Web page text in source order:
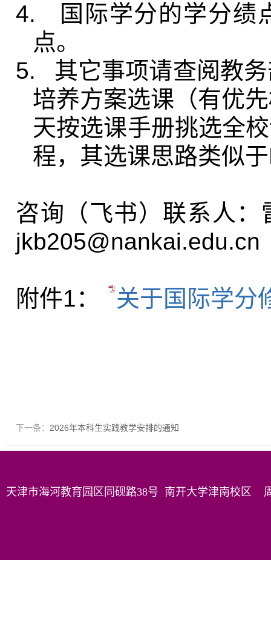
4.
国际学分的学分绩
点。
5.
其它事项请查阅教
培养方案选课（有优
天按选课手册挑选全
程，其选课思路类似
咨询（飞书）联系人
jkb205@nankai.edu.cn
附件1： 关于国际学分
下一条： 2026年本科生实践教学安排的通知
天津市海河教育园区同砚路38号 南开大学津南校区